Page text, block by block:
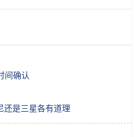
间确认
还是三星各有道理